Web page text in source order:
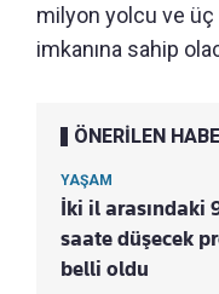
milyon yolcu ve üç
imkanına sahip
ÖNERİLEN
YAŞAM
İki il arasındaki
saate düşecek
belli oldu